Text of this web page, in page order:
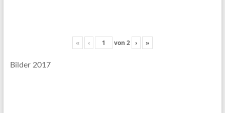
« ‹ von 2 › »
Bilder 2017